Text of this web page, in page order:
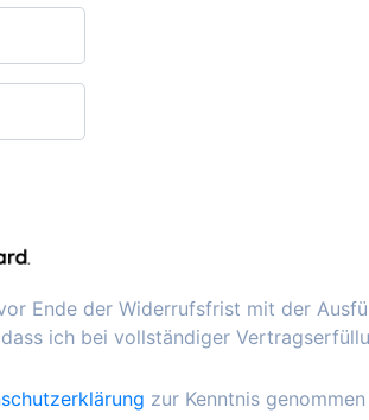
Ende der Widerrufsfrist mit der
ich bei vollständiger
zur Kenntnis genommen